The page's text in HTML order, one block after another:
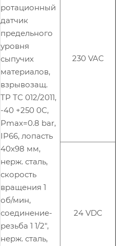
ротационный
датчик
предельного
уровня
сыпучих
материалов,
взрывозащ.
ТР ТС 012/2011,
-40 +250 0С,
Рmax=0.8 bar,
IP66, лопасть
40х98 мм,
нерж. сталь,
скорость
вращения 1
об/мин,
соединение-
резьба 1 1/2",
нерж. сталь,
230 VAC
24 VDC